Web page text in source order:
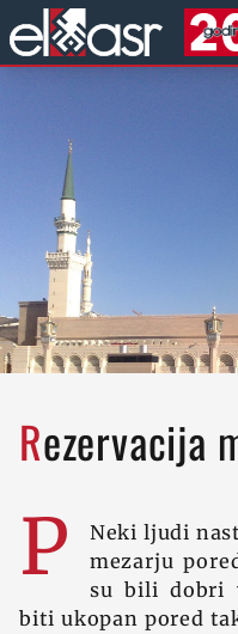
P
Neki ljudi
mezarju
su bili dobri
biti ukopan pored